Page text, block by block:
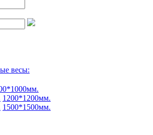
весы:
1200*1200мм.
1500*1500мм.